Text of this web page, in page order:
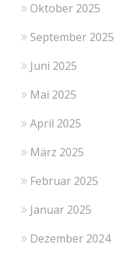
Oktober 2025
September 2025
Juni 2025
Mai 2025
April 2025
März 2025
Februar 2025
Januar 2025
Dezember 2024